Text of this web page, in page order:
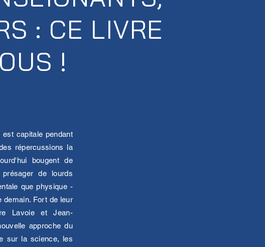
: CE LIVRE
!
capitale pendant
répercussions la
bougent de
de lourds
que physique -
demain. Fort de leur
Lavoie et Jean-
approche du
sur la science, les